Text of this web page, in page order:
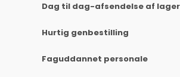
Dag til dag-afsendelse af
Hurtig genbestilling
Faguddannet personale